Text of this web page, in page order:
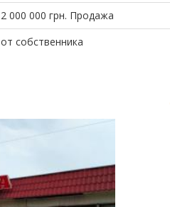
2 000 000 грн. Продажа
от собственника